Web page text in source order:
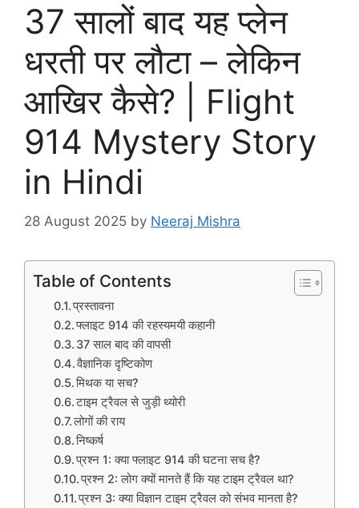
37 सालों बाद यह प्लेन
धरती पर लौटा – लेकिन
आखिर कैसे? | Flight
914 Mystery Story
in Hindi
28 August 2025 by Neeraj Mishra
Table of Contents
प्रस्तावना
फ्लाइट 914 की रहस्यमयी कहानी
37 साल बाद की वापसी
वैज्ञानिक दृष्टिकोण
मिथक या सच?
टाइम ट्रैवल से जुड़ी थ्योरी
लोगों की राय
निष्कर्ष
प्रश्न 1: क्या फ्लाइट 914 की घटना सच है?
प्रश्न 2: लोग क्यों मानते हैं कि यह टाइम ट्रैवल था?
प्रश्न 3: क्या विज्ञान टाइम ट्रैवल को संभव मानता है?